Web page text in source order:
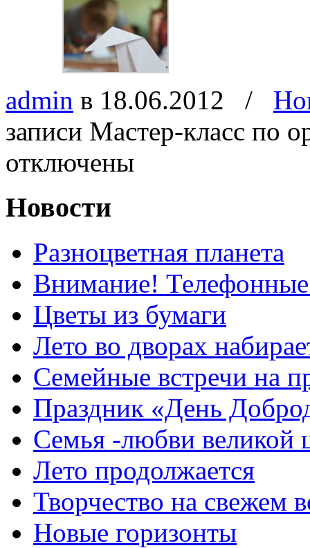
admin в 18.06.2012 /
записи Мастер-класс по
отключены
Новости
Разноцветная планета
Внимание!
Цветы из бумаги
Лето во дворах
Семейные встречи на
Праздник «День
Семья -любви великой
Лето продолжается
Творчество на свежем
Новые горизонты